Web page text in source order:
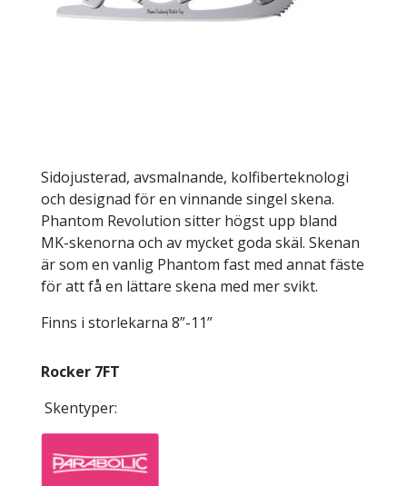
Sidojusterad, avsmalnande, kolfiberteknologi
och designad för en vinnande singel skena.
Phantom Revolution sitter högst upp bland
MK-skenorna och av mycket goda skäl. Skenan
är som en vanlig Phantom fast med annat fäste
för att få en lättare skena med mer svikt.
Finns i storlekarna 8”-11”
Rocker 7FT
Skentyper: